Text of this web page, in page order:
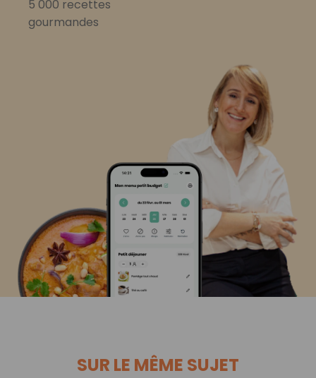
5 000 recettes
gourmandes
SUR LE MÊME SUJET